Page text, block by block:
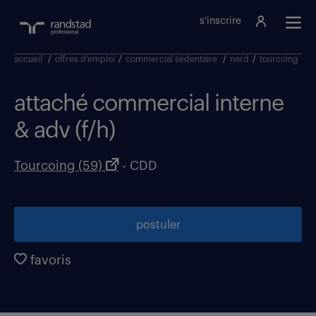
s'inscrire
accueil / offres d'emploi / commercial sédentaire / nord / tourcoing
attaché commercial interne
& adv (f/h)
Tourcoing (59) - CDD
postuler
favoris